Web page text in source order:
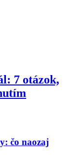
7 otázok,
čo naozaj